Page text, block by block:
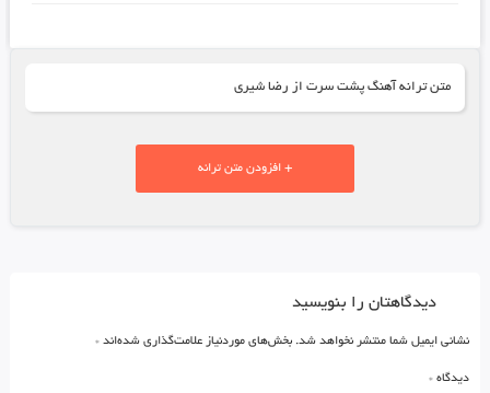
متن ترانه آهنگ پشت سرت از رضا شیری
+ افزودن متن ترانه
دیدگاهتان را بنویسید
نشانی ایمیل شما منتشر نخواهد شد. بخش‌های موردنیاز علامت‌گذاری شده‌اند *
دیدگاه *